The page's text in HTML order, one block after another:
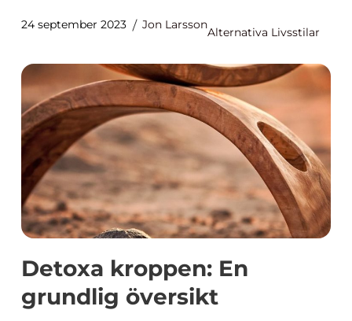
24 september 2023 Jon Larsson
Alternativa Livsstilar
Detoxa kroppen: En
grundlig översikt